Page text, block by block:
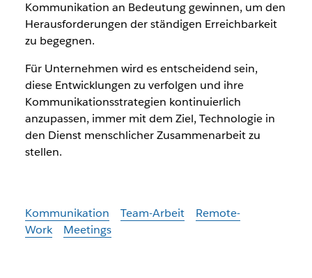
Kommunikation an Bedeutung gewinnen, um den
Herausforderungen der ständigen Erreichbarkeit
zu begegnen.
Für Unternehmen wird es entscheidend sein,
diese Entwicklungen zu verfolgen und ihre
Kommunikationsstrategien kontinuierlich
anzupassen, immer mit dem Ziel, Technologie in
den Dienst menschlicher Zusammenarbeit zu
stellen.
Kommunikation Team-Arbeit
Remote-
Work
Meetings